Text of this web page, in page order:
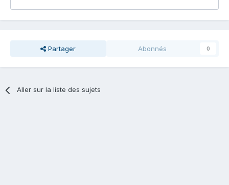
Partager Abonnés 0
Aller sur la liste des sujets